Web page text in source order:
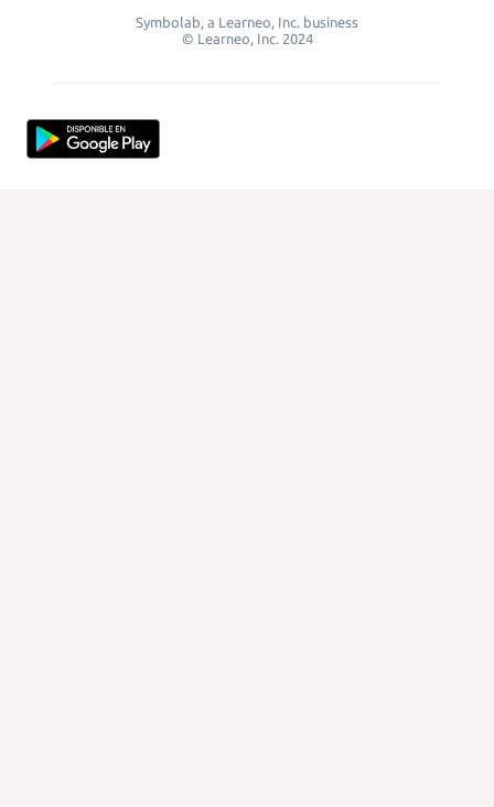
Symbolab, a Learneo, Inc. business
© Learneo, Inc. 2024